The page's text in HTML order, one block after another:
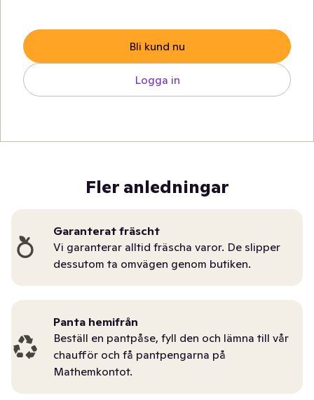
Bli kund nu
Logga in
Fler anledningar
Garanterat fräscht
Vi garanterar alltid fräscha varor. De slipper
dessutom ta omvägen genom butiken.
Panta hemifrån
Beställ en pantpåse, fyll den och lämna till vår
chaufför och få pantpengarna på
Mathemkontot.